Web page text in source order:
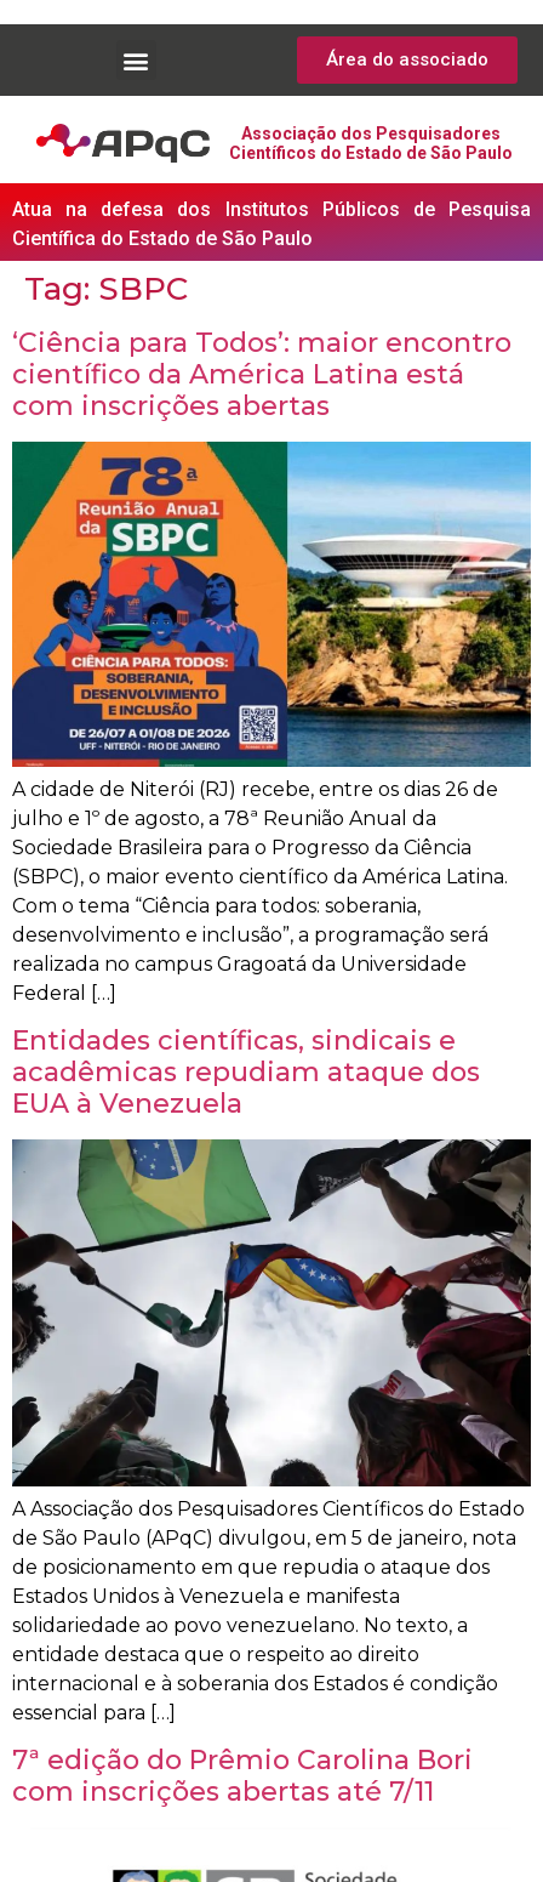
Área do associado
Associação dos Pesquisadores
Científicos do Estado de São Paulo
Atua na defesa dos Institutos Públicos de Pesquisa
Científica do Estado de São Paulo
Tag: SBPC
‘Ciência para Todos’: maior encontro
científico da América Latina está
com inscrições abertas
A cidade de Niterói (RJ) recebe, entre os dias 26 de
julho e 1º de agosto, a 78ª Reunião Anual da
Sociedade Brasileira para o Progresso da Ciência
(SBPC), o maior evento científico da América Latina.
Com o tema “Ciência para todos: soberania,
desenvolvimento e inclusão”, a programação será
realizada no campus Gragoatá da Universidade
Federal […]
Entidades científicas, sindicais e
acadêmicas repudiam ataque dos
EUA à Venezuela
A Associação dos Pesquisadores Científicos do Estado
de São Paulo (APqC) divulgou, em 5 de janeiro, nota
de posicionamento em que repudia o ataque dos
Estados Unidos à Venezuela e manifesta
solidariedade ao povo venezuelano. No texto, a
entidade destaca que o respeito ao direito
internacional e à soberania dos Estados é condição
essencial para […]
7ª edição do Prêmio Carolina Bori
com inscrições abertas até 7/11